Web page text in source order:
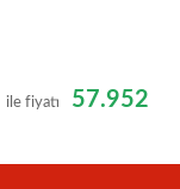
ile fiyatı
57.952